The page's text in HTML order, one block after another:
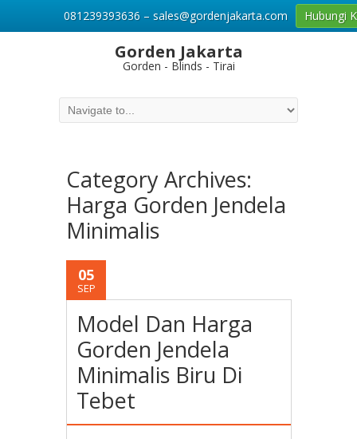
Gorden Jakarta
Gorden - Blinds - Tirai
Category Archives:
Harga Gorden Jendela
Minimalis
05
SEP
Model Dan Harga
Gorden Jendela
Minimalis Biru Di
Tebet
081239393636 – sales@gordenjakarta.com Hubungi